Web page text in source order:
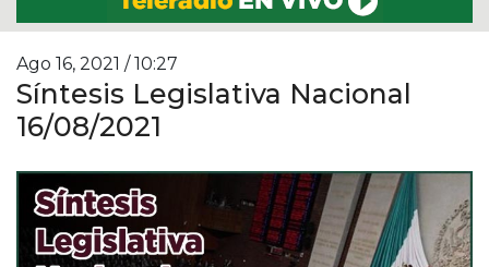
Ago 16, 2021 / 10:27
Síntesis Legislativa Nacional
16/08/2021